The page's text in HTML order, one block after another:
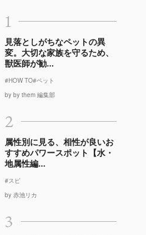
1
見落としがちなペットの異
変。大切な家族を守るため、
獣医師が勧...
#HOW TO#ペット
by by them 編集部
2
属性別に見る、相性が良いお
すすめパワースポット【水・
地属性編...
#スピ
by 赤池リカ
3